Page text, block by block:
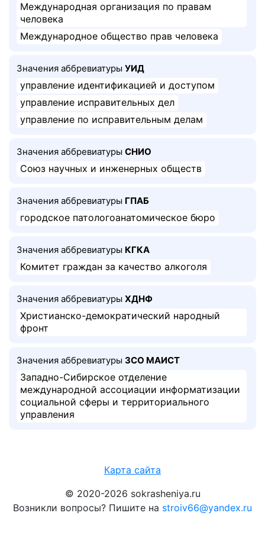
Международная организация по правам
человека
Международное общество прав человека
Значения аббревиатуры УИД
управление идентификацией и доступом
управление исправительных дел
управление по исправительным делам
Значения аббревиатуры СНИО
Союз научных и инженерных обществ
Значения аббревиатуры ГПАБ
городское патологоанатомическое бюро
Значения аббревиатуры КГКА
Комитет граждан за качество алкоголя
Значения аббревиатуры ХДНФ
Христианско-демократический народный
фронт
Значения аббревиатуры ЗСО МАИСТ
Западно-Сибирское отделение
международной ассоциации информатизации
социальной сферы и территориального
управления
Карта сайта
© 2020-2026 sokrasheniya.ru
Возникли вопросы? Пишите на stroiv66@yandex.ru